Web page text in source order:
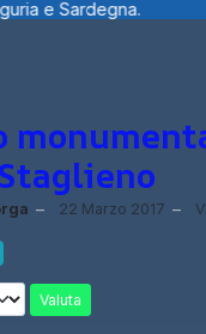
Staglieno
22 Marzo 2017